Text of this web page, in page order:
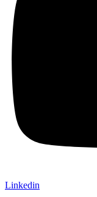
Linkedin